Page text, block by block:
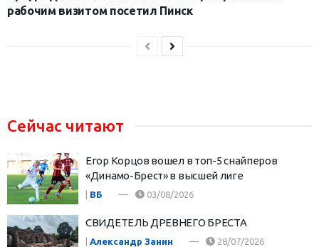
рабочим визитом посетил Пинск
Сейчас читают
Егор Корцов вошел в топ-5 снайперов
«Динамо-Брест» в высшей лиге
ВБ 03/08/2026
СВИДЕТЕЛЬ ДРЕВНЕГО БРЕСТА
| Александр Занин 28/07/2026